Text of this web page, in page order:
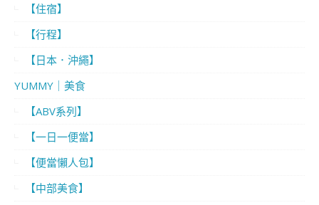
【住宿】
【行程】
【日本．沖繩】
YUMMY｜美食
【ABV系列】
【一日一便當】
【便當懶人包】
【中部美食】